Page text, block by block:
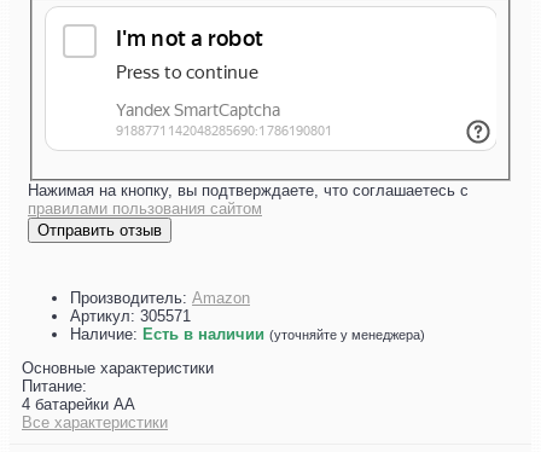
Нажимая на кнопку, вы подтверждаете, что соглашаетесь с
правилами пользования сайтом
Отправить отзыв
Производитель: Amazon
Артикул: 305571
Наличие: Есть в наличии (уточняйте у менеджера)
Основные характеристики
Питание:
4 батарейки АА
Все характеристики